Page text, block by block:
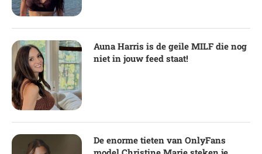
Auna Harris is de geile MILF die nog
niet in jouw feed staat!
De enorme tieten van OnlyFans